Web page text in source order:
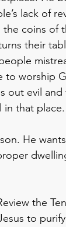
lack of
the coins of
their
to worship
out evil
in that place.
He
the
to